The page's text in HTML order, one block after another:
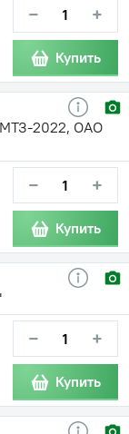
− +
Купить
МТЗ-2022, ОАО
− +
Купить
− +
Купить